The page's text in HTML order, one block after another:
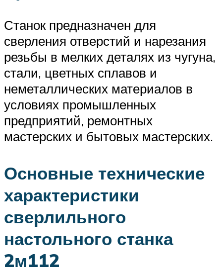
Станок предназначен для
сверления отверстий и нарезания
резьбы в мелких деталях из чугуна,
стали, цветных сплавов и
неметаллических материалов в
условиях промышленных
предприятий, ремонтных
мастерских и бытовых мастерских.
Основные технические
характеристики
сверлильного
настольного станка
2м112